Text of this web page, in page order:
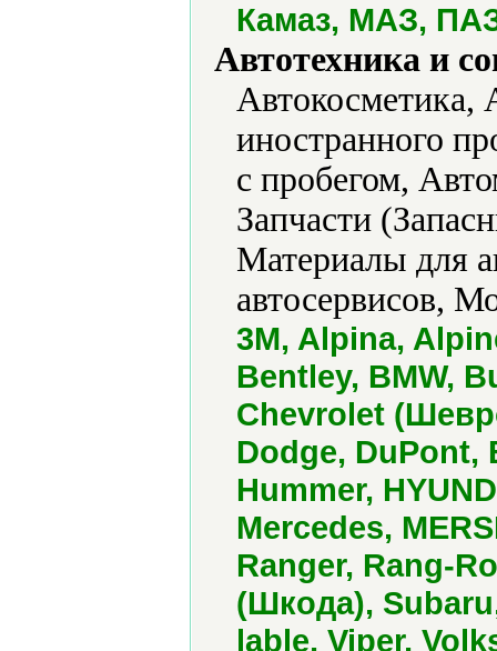
Камаз, МАЗ,
Автотехника и
Автокосметика,
иностранного
с пробегом,
Запчасти
Материалы для
автосервисов,
3M, Alpina,
Bentley, BMW,
Chevrolet
Dodge, DuPont,
Hummer,
Mercedes,
Ranger, Rang-
(Шкода),
lable, Viper,